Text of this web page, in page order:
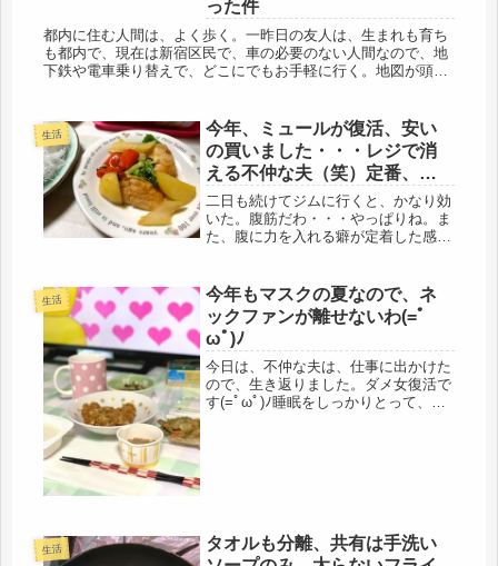
った件
都内に住む人間は、よく歩く。一昨日の友人は、生まれも育ち
も都内で、現在は新宿区民で、車の必要のない人間なので、地
下鉄や電車乗り替えで、どこにでもお手軽に行く。地図が頭に
生活
今年、ミュールが復活、安い
の買いました・・・レジで消
える不仲な夫（笑）定番、作
り置き定食。
二日も続けてジムに行くと、かなり効
いた。腹筋だわ・・・やっぱりね。ま
た、腹に力を入れる癖が定着した感
ると、アチコチ身体が痛いので、それ
だけ効果あり、という事なんだと思
う。こ...
生活
今年もマスクの夏なので、ネ
ックファンが離せないわ(=ﾟ
ωﾟ)ﾉ
今日は、不仲な夫は、仕事に出かけた
ので、生き返りました。ダメ女復活で
す(=ﾟωﾟ)ﾉ睡眠をしっかりとって、ゆ
生活
タオルも分離、共有は手洗い